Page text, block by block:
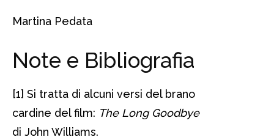
Martina Pedata
Note e Bibliografia
[1] Si tratta di alcuni versi del brano
cardine del film: The Long Goodbye
di John Williams.